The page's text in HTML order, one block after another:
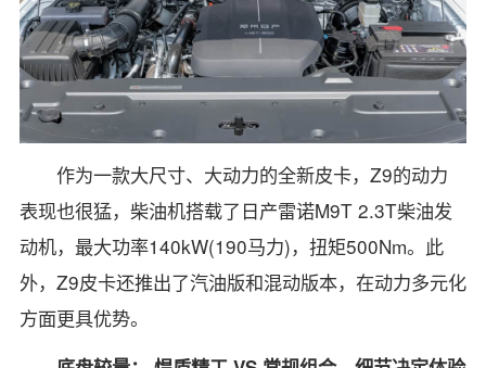
作为一款大尺寸、大动力的全新皮卡，Z9的动力
表现也很猛，柴油机搭载了日产雷诺M9T 2.3T柴油发
动机，最大功率140kW(190马力)，扭矩500Nm。此
外，Z9皮卡还推出了汽油版和混动版本，在动力多元化
方面更具优势。